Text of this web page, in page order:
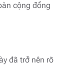
cộng đồng
đã trở nên rõ